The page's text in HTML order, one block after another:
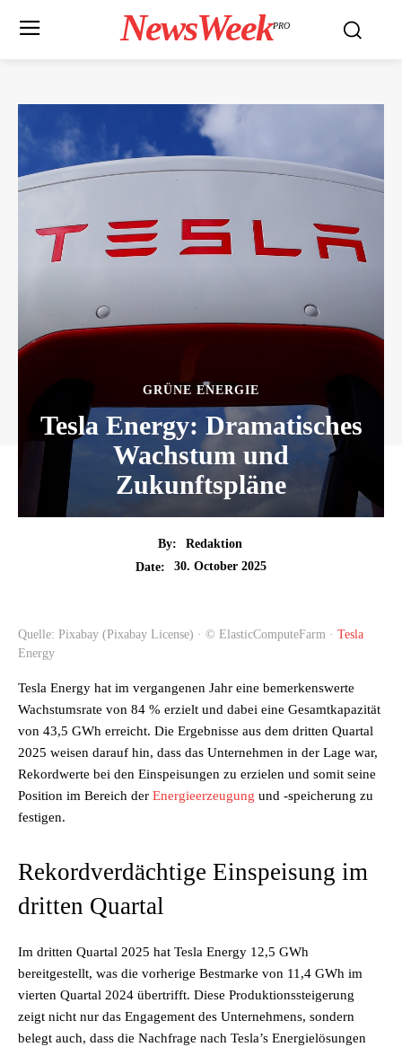
NewsWeekPRO
GRÜNE ENERGIE
Tesla Energy: Dramatisches
Wachstum und
Zukunftspläne
By:
Redaktion
Date:
30. October 2025
Quelle: Pixabay (Pixabay License) · © ElasticComputeFarm · Tesla
Energy
Tesla Energy hat im vergangenen Jahr eine bemerkenswerte
Wachstumsrate von 84 % erzielt und dabei eine Gesamtkapazität
von 43,5 GWh erreicht. Die Ergebnisse aus dem dritten Quartal
2025 weisen darauf hin, dass das Unternehmen in der Lage war,
Rekordwerte bei den Einspeisungen zu erzielen und somit seine
Position im Bereich der Energieerzeugung und -speicherung zu
festigen.
Rekordverdächtige Einspeisung im
dritten Quartal
Im dritten Quartal 2025 hat Tesla Energy 12,5 GWh
bereitgestellt, was die vorherige Bestmarke von 11,4 GWh im
vierten Quartal 2024 übertrifft. Diese Produktionssteigerung
zeigt nicht nur das Engagement des Unternehmens, sondern
belegt auch, dass die Nachfrage nach Tesla’s Energielösungen